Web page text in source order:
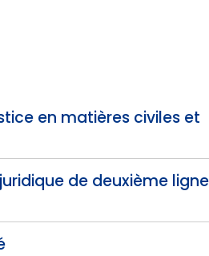
en matières civiles et
de deuxième